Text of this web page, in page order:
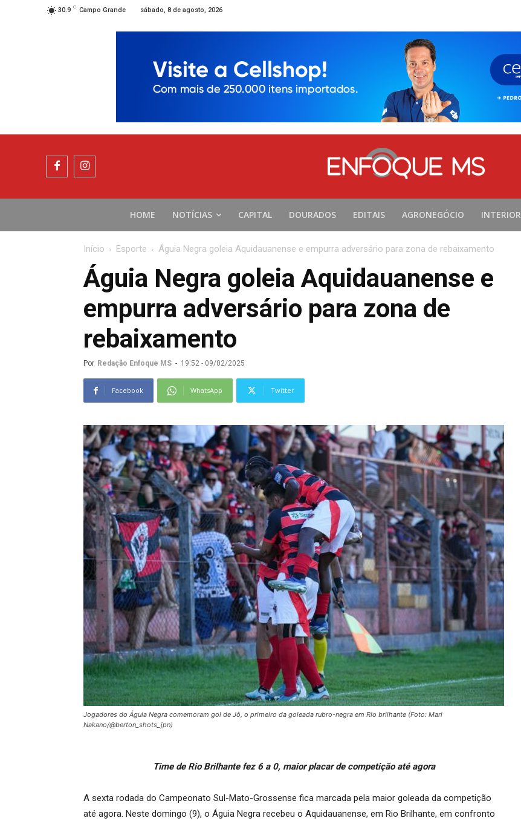
30.9 C Campo Grande sábado, 8 de agosto, 2026
HOME NOTÍCIAS CAPITAL DOURADOS EDITAIS AGRONEGÓCIO INTERIOR
Início Esporte Águia Negra goleia Aquidauanense e empurra adversário para zona de rebaixamento
Águia Negra goleia Aquidauanense e
empurra adversário para zona de
rebaixamento
Por Redação Enfoque MS - 19:52 - 09/02/2025
Facebook WhatsApp Twitter
Jogadores do Águia Negra comemoram gol de Jô, o primeiro da goleada rubro-negra em Rio brilhante (Foto: Mari
Nakano/@berton_shots_jpn)
Time de Rio Brilhante fez 6 a 0, maior placar de competição até agora
A sexta rodada do Campeonato Sul-Mato-Grossense fica marcada pela maior goleada da competição
até agora. Neste domingo (9), o Águia Negra recebeu o Aquidauanense, em Rio Brilhante, em confronto